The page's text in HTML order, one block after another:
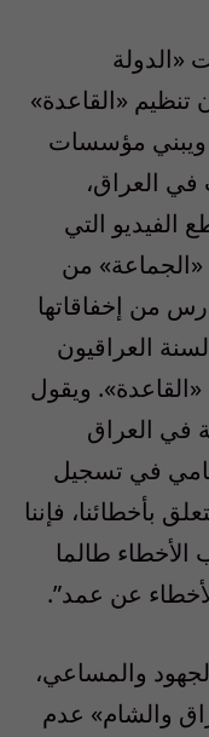
«الدولة
تنظيم «القاعدة»
ويبني مؤسسات
في العراق،
التي
«الجماعة» من
من إخفاقاتها
العراقيون
ويقول
في العراق
في تسجيل
يتعلق بأخطائنا، فإننا
الأخطاء طالما
عن عمد”.
والمساعي،
والشام» عدم